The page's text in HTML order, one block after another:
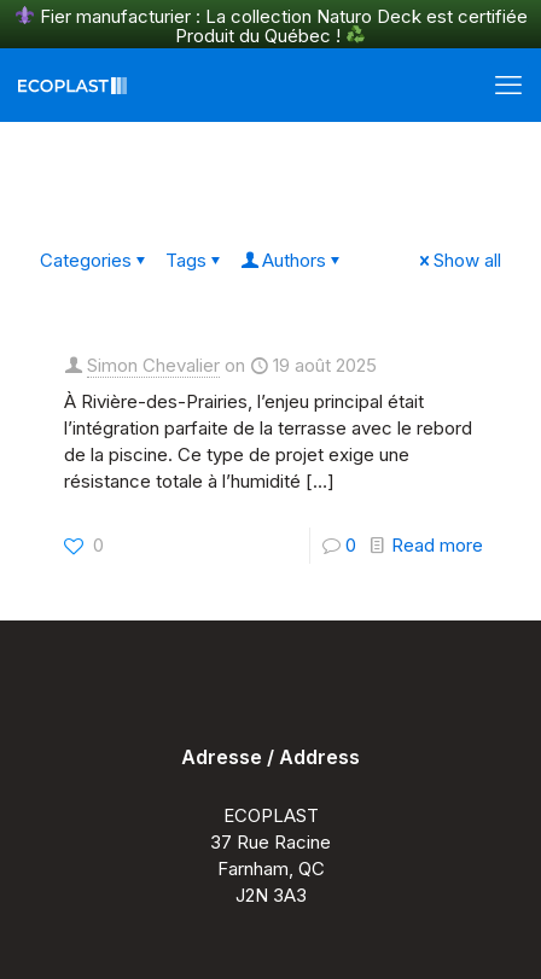
Fier manufacturier : La collection Naturo Deck est certifiée
Produit du Québec !
Categories Tags Authors Show all
Simon Chevalier on
19 août 2025
À Rivière-des-Prairies, l’enjeu principal était
l’intégration parfaite de la terrasse avec le rebord
de la piscine. Ce type de projet exige une
résistance totale à l’humidité […]
0 0 Read more
de
Adresse / Address
ECOPLAST
37 Rue Racine
Farnham, QC
J2N 3A3